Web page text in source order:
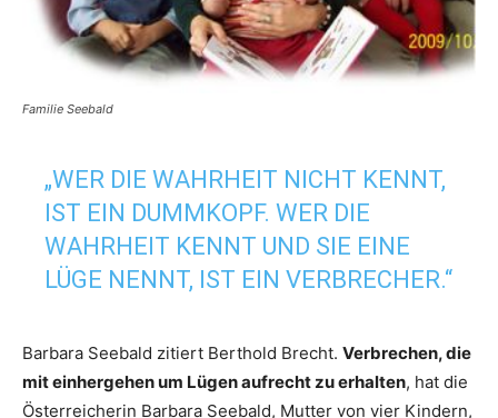
Familie Seebald
„WER DIE WAHRHEIT NICHT KENNT,
IST EIN DUMMKOPF. WER DIE
WAHRHEIT KENNT UND SIE EINE
LÜGE NENNT, IST EIN VERBRECHER.“
Barbara Seebald zitiert Berthold Brecht. Verbrechen, die
mit einhergehen um Lügen aufrecht zu erhalten, hat die
Österreicherin Barbara Seebald, Mutter von vier Kindern,